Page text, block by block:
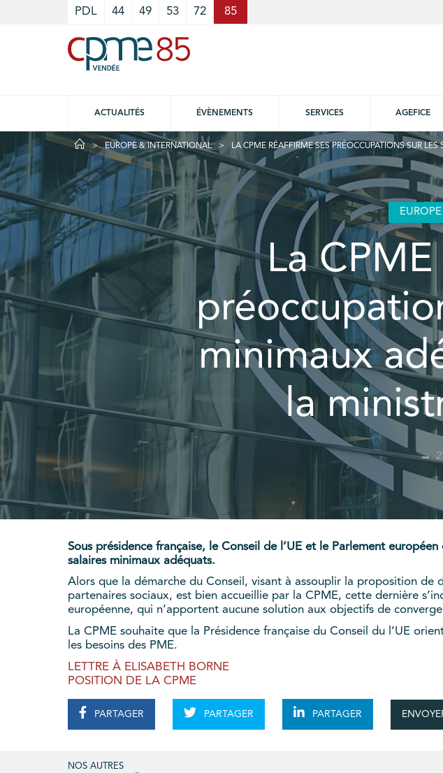
PDL 44 49 53 72 85
ACTUALITÉS ÉVÈNEMENTS SERVICES AGEFICE
EUROPE & INTERNATIONAL LA CPME RÉAFFIRME SES PRÉOCCUPATIONS SUR
La
minimaux
la
Sous présidence française, le Conseil de l’UE et le Parlement
salaires minimaux adéquats.
Alors que la démarche du Conseil, visant à assouplir la proposition
partenaires sociaux, est bien accueillie par la CPME, cette dernière
européenne, qui n’apportent aucune solution aux objectifs de
La CPME souhaite que la Présidence française du Conseil du l’UE
les besoins des PME.
LETTRE À ELISABETH BORNE
POSITION DE LA CPME
PARTAGER PARTAGER PARTAGER
NOS AUTRES
Cookies management panel